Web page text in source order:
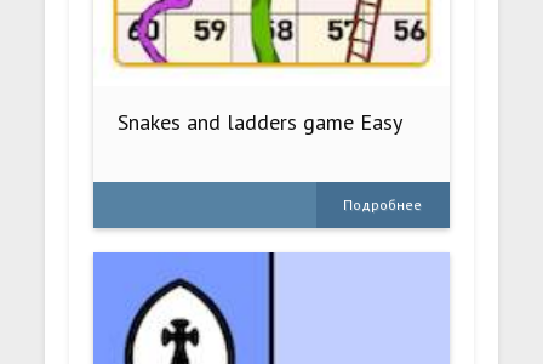
Snakes and ladders game Easy
Подробнее